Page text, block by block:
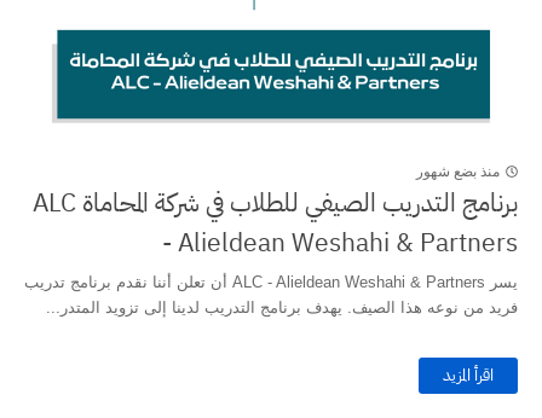
منذ بضع شهور
برنامج التدريب الصيفي للطلاب في شركة المحاماة ALC
- Alieldean Weshahi & Partners
يسر ALC - Alieldean Weshahi & Partners أن تعلن أننا نقدم برنامج تدريب
فريد من نوعه هذا الصيف. يهدف برنامج التدريب لدينا إلى تزويد المتدر...
اقرأ المزيد